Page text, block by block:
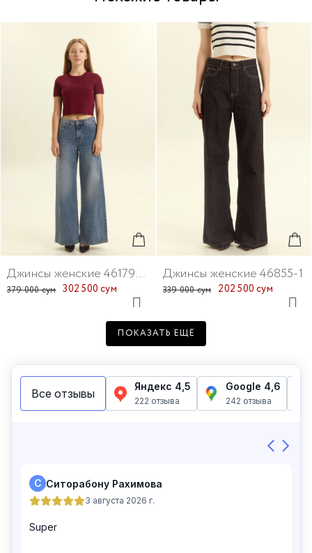
Джинсы женские 46179-25
379 000 сум 302 500 сум
Джинсы женские 46855-1
339 000 сум 202 500 сум
ПОКАЗАТЬ ЕЩЁ